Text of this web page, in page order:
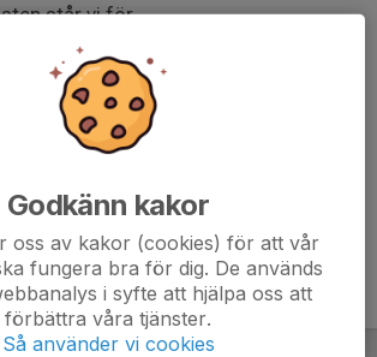
står vi för.
123-609 0864 märk med Stures och
Godkänn kakor
oss av kakor (cookies) för att vår
fungera bra för dig. De används
i syfte att hjälpa oss att
förbättra våra tjänster.
Så använder vi cookies